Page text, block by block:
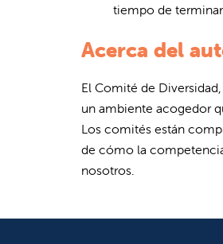
tiempo de
Acerca del
El Comité de
un ambiente acogedor
Los comités están
de cómo la
nosotros.